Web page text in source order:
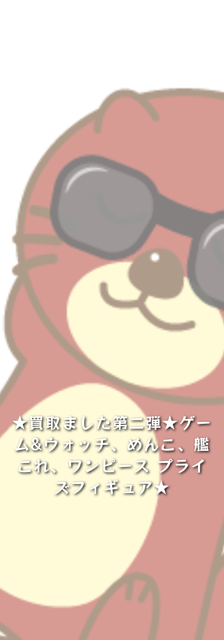
★買取ました第二弾★ゲー
ム&ウォッチ、めんこ、艦
これ、ワンピース プライ
ズフィギュア★